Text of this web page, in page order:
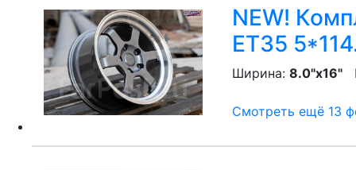
NEW!
ET35
Ширина: 8.0"x16"
Смотреть ещё 13